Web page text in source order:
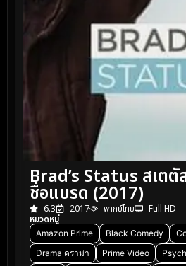
Brad’s Status สเต
ชื่อแบรด (2017)
6.3 2017 พากย์ไทย
Full HD
หมวดหมู่
Amazon Prime Black Comedy
Drama ดราม่า
Prime Video